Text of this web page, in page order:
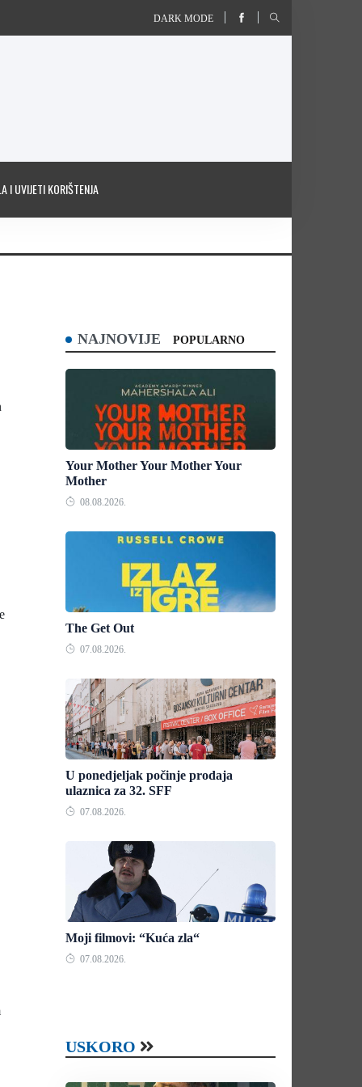
DARK MODE
I UVIJETI KORIŠTENJA
NAJNOVIJE POPULARNO
Your Mother Your Mother Your
Mother
08.08.2026.
The Get Out
07.08.2026.
U ponedjeljak počinje prodaja
ulaznica za 32. SFF
07.08.2026.
Moji filmovi: “Kuća zla“
07.08.2026.
USKORO